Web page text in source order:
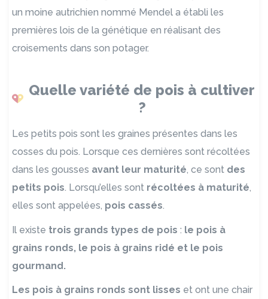
un moine autrichien nommé Mendel a établi les
premières lois de la génétique en réalisant des
croisements dans son potager.
Quelle variété de pois à cultiver
?
Les petits pois sont les graines présentes dans les
cosses du pois. Lorsque ces dernières sont récoltées
dans les gousses avant leur maturité, ce sont des
petits pois. Lorsqu’elles sont récoltées à maturité,
elles sont appelées, pois cassés.
Il existe trois grands types de pois : le pois à
grains ronds, le pois à grains ridé et le pois
gourmand.
Les pois à grains ronds sont lisses et ont une chair